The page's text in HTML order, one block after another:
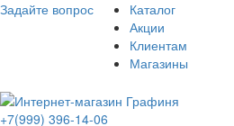
Задайте вопрос
Каталог
Акции
Клиентам
Магазины
+7(999) 396-14-06